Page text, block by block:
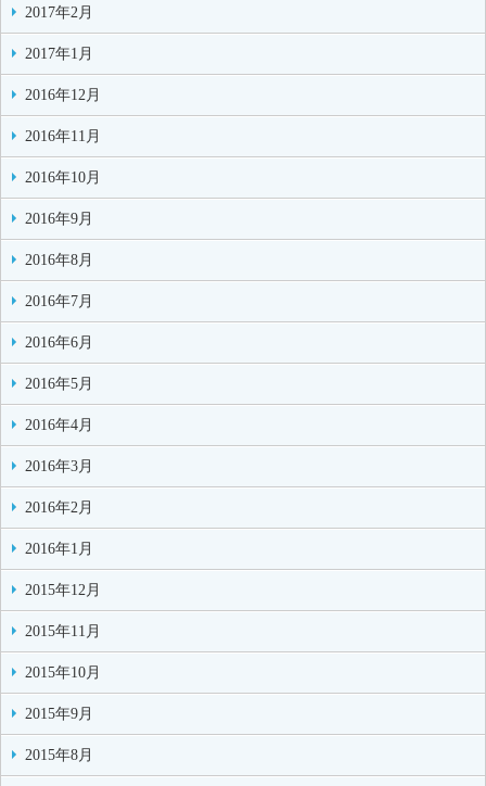
2017年2月
2017年1月
2016年12月
2016年11月
2016年10月
2016年9月
2016年8月
2016年7月
2016年6月
2016年5月
2016年4月
2016年3月
2016年2月
2016年1月
2015年12月
2015年11月
2015年10月
2015年9月
2015年8月